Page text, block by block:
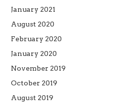
January 2021
August 2020
February 2020
January 2020
November 2019
October 2019
August 2019